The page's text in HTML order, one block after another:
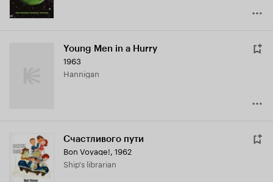
Young Men in a Hurry
1963
Hannigan
Счастливого пути
Bon Voyage!, 1962
Ship's librarian